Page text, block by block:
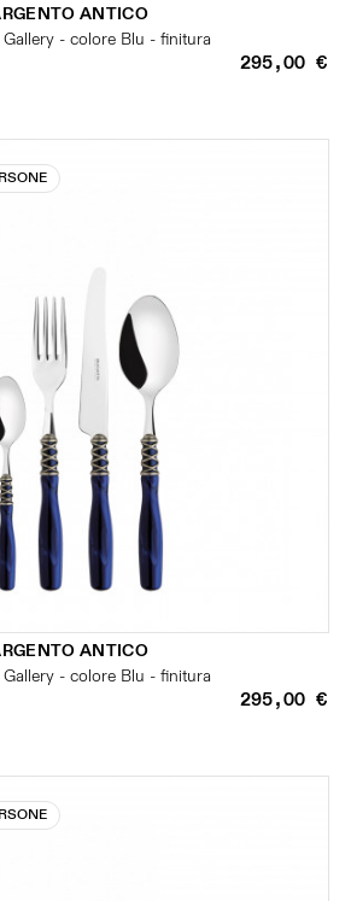
ANTICO
- colore Blu - finitura
295,00 €
ANTICO
- colore Blu - finitura
295,00 €